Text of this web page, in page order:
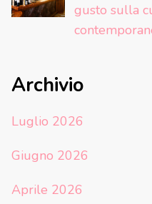
gusto sulla
Archivio
Luglio 2026
Giugno 2026
Aprile 2026